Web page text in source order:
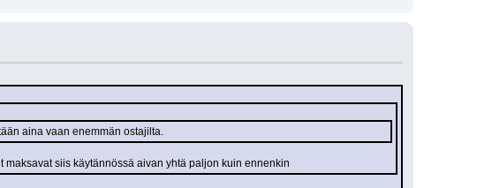
aina vaan enemmän ostajilta.
siis käytännössä aivan yhtä paljon kuin ennenkin